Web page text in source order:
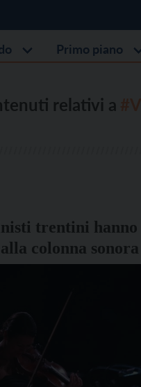
Primo piano
relativi a
trentini hanno
colonna